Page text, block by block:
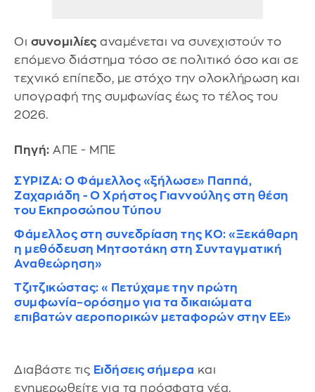
Οι συνομιλίες αναμένεται να συνεχιστούν το
επόμενο διάστημα τόσο σε πολιτικό όσο και σε
τεχνικό επίπεδο, με στόχο την ολοκλήρωση και
υπογραφή της συμφωνίας έως το τέλος του
2026.
Πηγή: ΑΠΕ - ΜΠΕ
ΣΥΡΙΖΑ: Ο Φάμελλος «ξήλωσε» Παππά,
Ζαχαριάδη - Ο Χρήστος Γιαννούλης στη θέση
του Εκπροσώπου Τύπου
Φάμελλος στη συνεδρίαση της ΚΟ: «Ξεκάθαρη
η μεθόδευση Μητσοτάκη στη Συνταγματική
Αναθεώρηση»
Τζιτζικώστας: «Πετύχαμε την πρώτη
συμφωνία–ορόσημο για τα δικαιώματα
επιβατών αεροπορικών μεταφορών στην ΕΕ»
Διαβάστε τις Ειδήσεις σήμερα και
ενημερωθείτε για τα πρόσφατα νέα.